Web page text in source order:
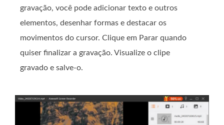
gravação, você pode adicionar texto e outros
elementos, desenhar formas e destacar os
movimentos do cursor. Clique em Parar quando
quiser finalizar a gravação. Visualize o clipe
gravado e salve-o.